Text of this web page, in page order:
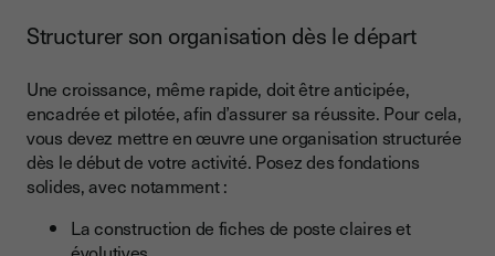
Structurer son organisation dès le départ
Une croissance, même rapide, doit être anticipée,
encadrée et pilotée, afin d’assurer sa réussite. Pour cela,
vous devez mettre en œuvre une organisation structurée
dès le début de votre activité. Posez des fondations
solides, avec notamment :
La construction de fiches de poste claires et